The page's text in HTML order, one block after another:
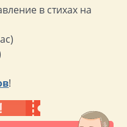
в стихах на
!